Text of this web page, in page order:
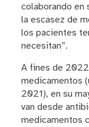
colaborando en
la escasez de
los pacientes
necesitan”.
A fines de
medicamentos
2021), en su
van desde
medicamentos